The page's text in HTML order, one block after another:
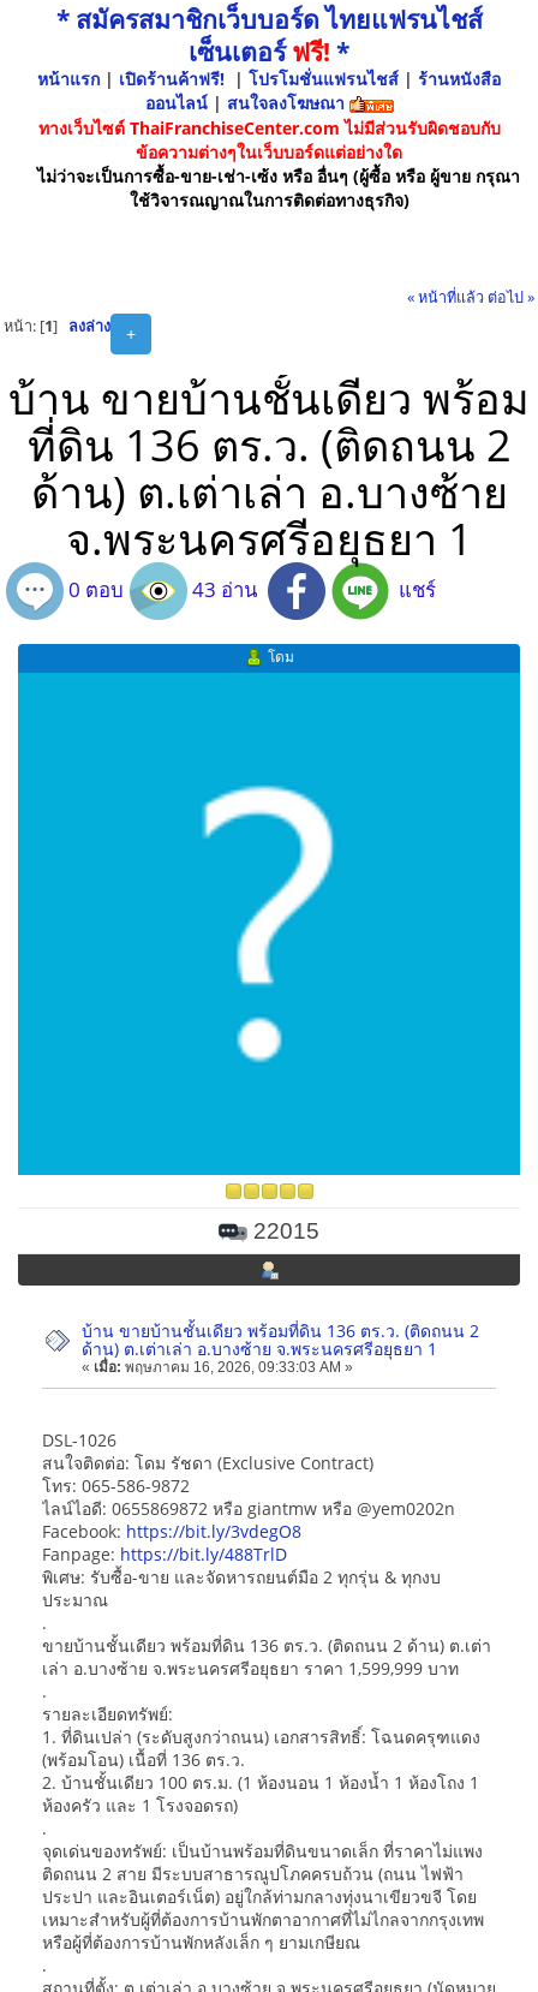
* สมัครสมาชิกเว็บบอร์ด ไทยแฟรนไชส์
เซ็นเตอร์ฟรี! *
หน้าแรก | เปิดร้านค้าฟรี! | โปรโมชั่นแฟรนไชส์ | ร้านหนังสือ
ออนไลน์ | สนใจลงโฆษณา
ทางเว็บไซต์ ThaiFranchiseCenter.com ไม่มีส่วนรับผิดชอบกับ
ข้อความต่างๆในเว็บบอร์ดแต่อย่างใด
ไม่ว่าจะเป็นการซื้อ-ขาย-เช่า-เซ้ง หรือ อื่นๆ (ผู้ซื้อ หรือ ผู้ขาย กรุณา
ใช้วิจารณญาณในการติดต่อทางธุรกิจ)
« หน้าที่แล้ว ต่อไป »
+
หน้า: [1] ลงล่าง
บ้าน ขายบ้านชั้นเดียว พร้อม
ที่ดิน 136 ตร.ว. (ติดถนน 2
ด้าน) ต.เต่าเล่า อ.บางซ้าย
จ.พระนครศรีอยุธยา 1
0 ตอบ 43 อ่าน แชร์
โดม
22015
บ้าน ขายบ้านชั้นเดียว พร้อมที่ดิน 136 ตร.ว. (ติดถนน 2
ด้าน) ต.เต่าเล่า อ.บางซ้าย จ.พระนครศรีอยุธยา 1
« เมื่อ: พฤษภาคม 16, 2026, 09:33:03 AM »
DSL-1026
สนใจติดต่อ: โดม รัชดา (Exclusive Contract)
โทร: 065-586-9872
ไลน์ไอดี: 0655869872 หรือ giantmw หรือ @yem0202n
Facebook: https://bit.ly/3vdegO8
Fanpage: https://bit.ly/488TrlD
พิเศษ: รับซื้อ-ขาย และจัดหารถยนต์มือ 2 ทุกรุ่น & ทุกงบ
ประมาณ
.
ขายบ้านชั้นเดียว พร้อมที่ดิน 136 ตร.ว. (ติดถนน 2 ด้าน) ต.เต่า
เล่า อ.บางซ้าย จ.พระนครศรีอยุธยา ราคา 1,599,999 บาท
.
รายละเอียดทรัพย์:
1. ที่ดินเปล่า (ระดับสูงกว่าถนน) เอกสารสิทธิ์: โฉนดครุฑแดง
(พร้อมโอน) เนื้อที่ 136 ตร.ว.
2. บ้านชั้นเดียว 100 ตร.ม. (1 ห้องนอน 1 ห้องน้ำ 1 ห้องโถง 1
ห้องครัว และ 1 โรงจอดรถ)
.
จุดเด่นของทรัพย์: เป็นบ้านพร้อมที่ดินขนาดเล็ก ที่ราคาไม่แพง
ติดถนน 2 สาย มีระบบสาธารณูปโภคครบถ้วน (ถนน ไฟฟ้า
ประปา และอินเตอร์เน็ต) อยู่ใกล้ท่ามกลางทุ่งนาเขียวขจี โดย
เหมาะสำหรับผู้ที่ต้องการบ้านพักตาอากาศที่ไม่ไกลจากกรุงเทพ
หรือผู้ที่ต้องการบ้านพักหลังเล็ก ๆ ยามเกษียณ
.